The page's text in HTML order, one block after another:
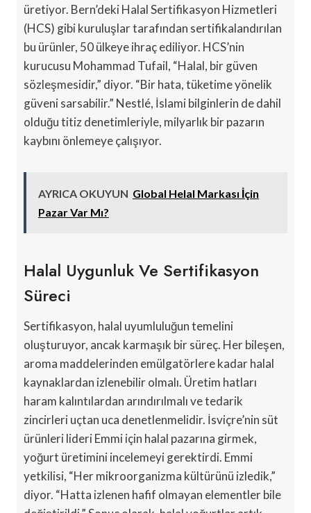
üretiyor. Bern’deki Halal Sertifikasyon Hizmetleri
(HCS) gibi kuruluşlar tarafından sertifikalandırılan
bu ürünler, 50 ülkeye ihraç ediliyor. HCS’nin
kurucusu Mohammad Tufail, “Halal, bir güven
sözleşmesidir,” diyor. “Bir hata, tüketime yönelik
güveni sarsabilir.” Nestlé, İslami bilginlerin de dahil
olduğu titiz denetimleriyle, milyarlık bir pazarın
kaybını önlemeye çalışıyor.
AYRICA OKUYUN Global Helal Markası İçin
Pazar Var Mı?
Halal Uygunluk Ve Sertifikasyon
Süreci
Sertifikasyon, halal uyumluluğun temelini
oluşturuyor, ancak karmaşık bir süreç. Her bileşen,
aroma maddelerinden emülgatörlere kadar halal
kaynaklardan izlenebilir olmalı. Üretim hatları
haram kalıntılardan arındırılmalı ve tedarik
zincirleri uçtan uca denetlenmelidir. İsviçre’nin süt
ürünleri lideri Emmi için halal pazarına girmek,
yoğurt üretimini incelemeyi gerektirdi. Emmi
yetkilisi, “Her mikroorganizma kültürünü izledik,”
diyor. “Hatta izlenen hafif olmayan elementler bile